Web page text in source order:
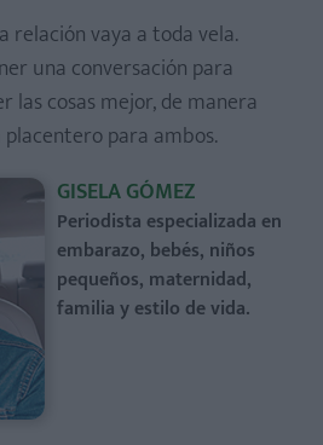
relación vaya a toda vela.
una conversación para
las cosas mejor, de manera
para ambos.
GISELA GÓMEZ
Periodista especializada en
embarazo, bebés, niños
pequeños, maternidad,
familia y estilo de vida.